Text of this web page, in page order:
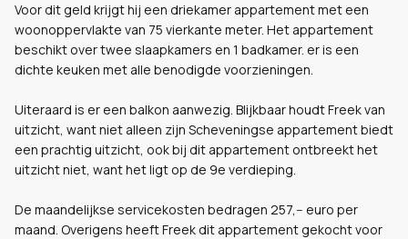
Voor dit geld krijgt hij een driekamer appartement met een
woonoppervlakte van 75 vierkante meter. Het appartement
beschikt over twee slaapkamers en 1 badkamer. er is een
dichte keuken met alle benodigde voorzieningen.
Uiteraard is er een balkon aanwezig. Blijkbaar houdt Freek van
uitzicht, want niet alleen zijn Scheveningse appartement biedt
een prachtig uitzicht, ook bij dit appartement ontbreekt het
uitzicht niet, want het ligt op de 9e verdieping.
De maandelijkse servicekosten bedragen 257,-- euro per
maand. Overigens heeft Freek dit appartement gekocht voor